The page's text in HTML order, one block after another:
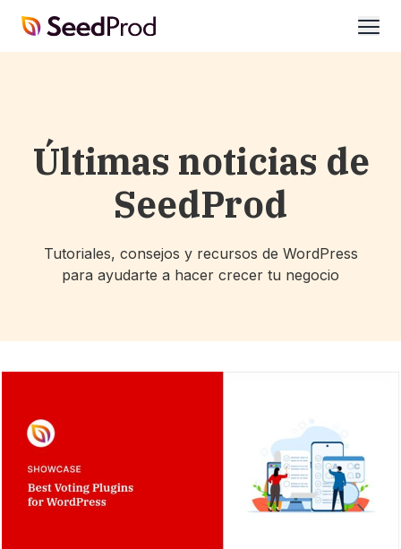
SeedProd
Últimas noticias de
SeedProd
Tutoriales, consejos y recursos de WordPress
para ayudarte a hacer crecer tu negocio